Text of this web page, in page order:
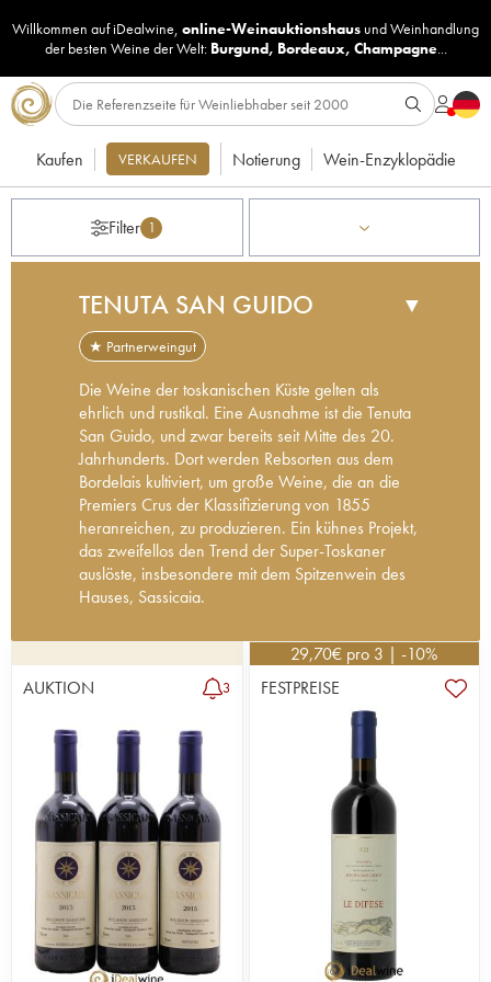
Willkommen auf iDealwine, online-Weinauktionshaus undWeinhandlung
der besten Weine der Welt: Burgund, Bordeaux, Champagne...
Kaufen VERKAUFEN Notierung Wein-Enzyklopädie
Filter 1
TENUTA SAN GUIDO ▼
★ Partnerweingut
Die Weine der toskanischen Küste gelten als
ehrlich und rustikal. Eine Ausnahme ist die Tenuta
San Guido, und zwar bereits seit Mitte des 20.
Jahrhunderts. Dort werden Rebsorten aus dem
Bordelais kultiviert, um große Weine, die an die
Premiers Crus der Klassifizierung von 1855
heranreichen, zu produzieren. Ein kühnes Projekt,
das zweifellos den Trend der Super-Toskaner
auslöste, insbesondere mit dem Spitzenwein des
Hauses, Sassicaia.
auf Italienisch) einer der ersten „Super-Toskaner“,
der das Licht der Welt erblickte. Diese großen
Weine werden größtenteils aus französischen
Rebsorten erzeugt, aber auf ganz andere Weise
als in Frankreich ausgearbeitet. Diese Initiative, die
Ende der 1960er Jahre weit verbreitet war,
markierte den Beginn einer neuen Generation
großer italienischer Weine. Die eigentliche
Geschichte von Sassicaia lässt sich allerdings
noch weiter zurückverfolgen. Mitte der 1940er
Jahre beschloss der Marquis Mario Incisa della
Rochetta, Eigentümer von Tenuta San Guido,
französische Rebsorten zu importieren (Cabernet
Franc und Cabernet Sauvignon), und zwar
Originalstecklinge des Château Lafite-Rothschild.
AUKTION 3
29,70€ pro 3 | -10%
FESTPREISE